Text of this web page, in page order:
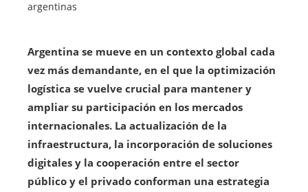
argentinas
Argentina se mueve en un contexto global cada
vez más demandante, en el que la optimización
logística se vuelve crucial para mantener y
ampliar su participación en los mercados
internacionales. La actualización de la
infraestructura, la incorporación de soluciones
digitales y la cooperación entre el sector
público y el privado conforman una estrategia